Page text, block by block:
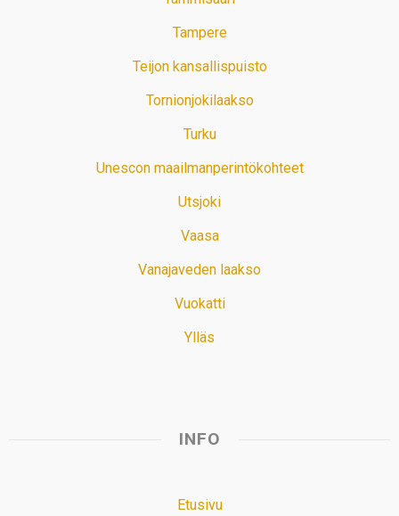
Tampere
Teijon kansallispuisto
Tornionjokilaakso
Turku
Unescon maailmanperintökohteet
Utsjoki
Vaasa
Vanajaveden laakso
Vuokatti
Ylläs
INFO
Etusivu